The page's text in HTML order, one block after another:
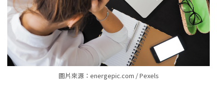
圖片來源：energepic.com / Pexels